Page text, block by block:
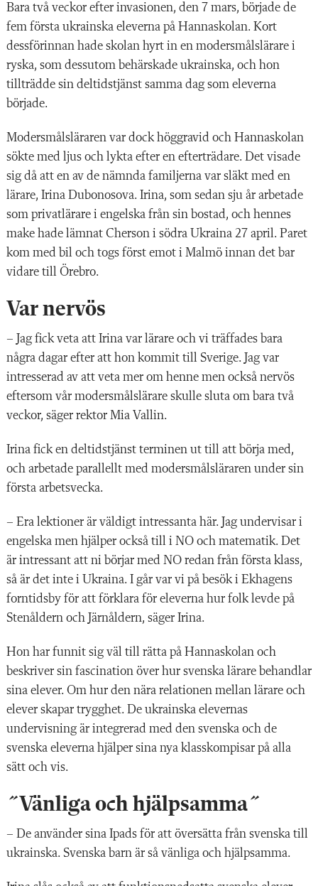
Bara två veckor efter invasionen, den 7 mars, började de
fem första ukrainska eleverna på Hannaskolan. Kort
dessförinnan hade skolan hyrt in en modersmålslärare i
ryska, som dessutom behärskade ukrainska, och hon
tillträdde sin deltidstjänst samma dag som eleverna
började.
Modersmålsläraren var dock höggravid och Hannaskolan
sökte med ljus och lykta efter en efterträdare. Det visade
sig då att en av de nämnda familjerna var släkt med en
lärare, Irina Dubonosova. Irina, som sedan sju år arbetade
som privatlärare i engelska från sin bostad, och hennes
make hade lämnat Cherson i södra Ukraina 27 april. Paret
kom med bil och togs först emot i Malmö innan det bar
vidare till Örebro.
Var nervös
– Jag fick veta att Irina var lärare och vi träffades bara
några dagar efter att hon kommit till Sverige. Jag var
intresserad av att veta mer om henne men också nervös
eftersom vår modersmålslärare skulle sluta om bara två
veckor, säger rektor Mia Vallin.
Irina fick en deltidstjänst terminen ut till att börja med,
och arbetade parallellt med modersmålsläraren under sin
första arbetsvecka.
– Era lektioner är väldigt intressanta här. Jag undervisar i
engelska men hjälper också till i NO och matematik. Det
är intressant att ni börjar med NO redan från första klass,
så är det inte i Ukraina. I går var vi på besök i Ekhagens
forntidsby för att förklara för eleverna hur folk levde på
Stenåldern och Järnåldern, säger Irina.
Hon har funnit sig väl till rätta på Hannaskolan och
beskriver sin fascination över hur svenska lärare behandlar
sina elever. Om hur den nära relationen mellan lärare och
elever skapar trygghet. De ukrainska elevernas
undervisning är integrerad med den svenska och de
svenska eleverna hjälper sina nya klasskompisar på alla
sätt och vis.
˝Vänliga och hjälpsamma˝
– De använder sina Ipads för att översätta från svenska till
ukrainska. Svenska barn är så vänliga och hjälpsamma.